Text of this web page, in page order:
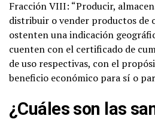
Fracción VIII: “Producir,
distribuir o vender productos de
ostenten una indicación
cuenten con el certificado de
de uso respectivas, con el
beneficio económico para sí o
¿Cuáles son las